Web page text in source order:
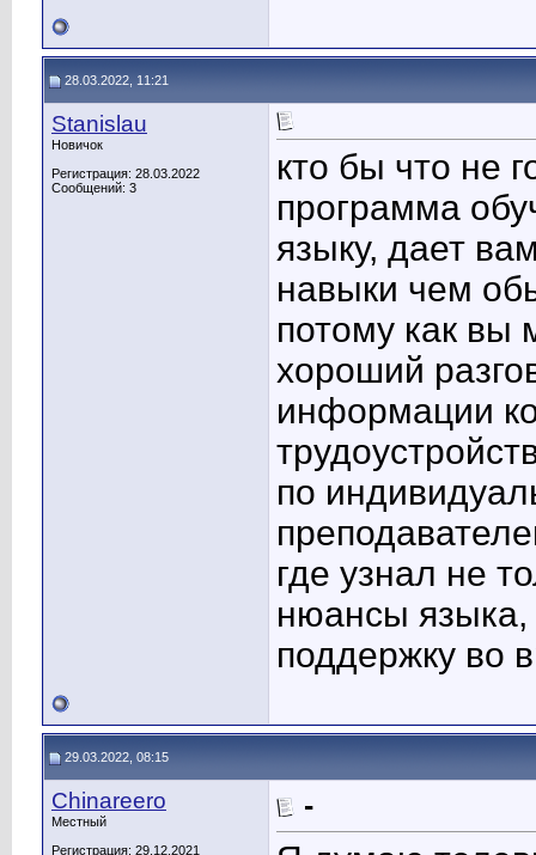
28.03.2022, 11:21
Stanislau
Новичок
Регистрация: 28.03.2022
Сообщений: 3
кто бы что не
программа
языку, дает
навыки чем
потому как вы
хороший
информации
по
где узнал не
нюансы языка,
поддержку во
29.03.2022, 08:15
Chinareero
Местный
Регистрация: 29.12.2021
-